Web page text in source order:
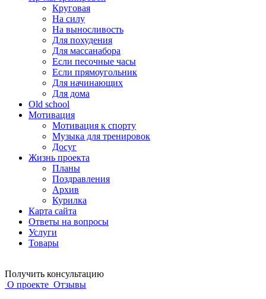
Круговая
На силу
На выносливость
Для похудения
Для массанабора
Если песочные часы
Если прямоугольник
Для начинающих
Для дома
Old school
Мотивация
Мотивация к спорту
Музыка для тренировок
Досуг
Жизнь проекта
Планы
Поздравления
Архив
Курилка
Карта сайта
Ответы на вопросы
Услуги
Товары
Получить консультацию
О проекте Отзывы